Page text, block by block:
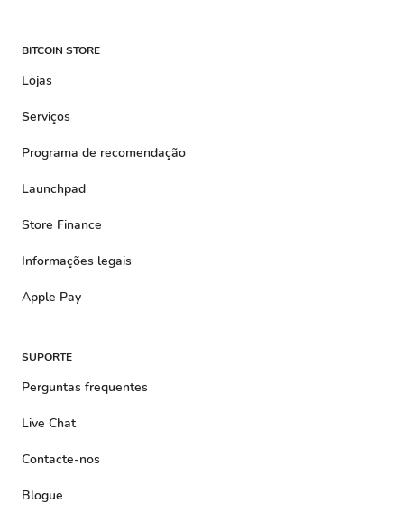
BITCOIN STORE
Lojas
Serviços
Programa de recomendação
Launchpad
Store Finance
Informações legais
Apple Pay
SUPORTE
Perguntas frequentes
Live Chat
Contacte-nos
Blogue